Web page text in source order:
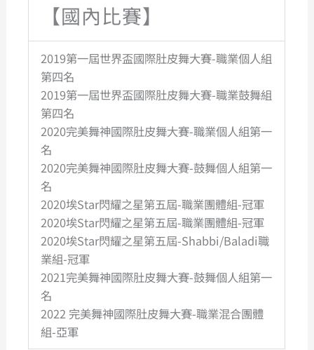
【國內比賽】
2019第一屆世界盃國際肚皮舞大賽-職業個人組
第四名
2019第一屆世界盃國際肚皮舞大賽-職業鼓舞組
第四名
2020完美舞神國際肚皮舞大賽-職業個人組第一
名
2020完美舞神國際肚皮舞大賽-鼓舞個人組第一
名
2020埃Star閃耀之星第五屆-職業團體組-冠軍
2020埃Star閃耀之星第五屆-職業團體組-冠軍
2020埃Star閃耀之星第五屆-Shabbi/Baladi職
業組-冠軍
2021完美舞神國際肚皮舞大賽-鼓舞個人組第一
名
2022 完美舞神國際肚皮舞大賽-職業混合團體
組-亞軍